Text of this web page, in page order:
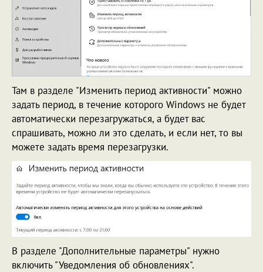
Там в разделе "Изменить период активности" можно
задать период, в течение которого Windows не будет
автоматически перезагружаться, а будет вас
спрашивать, можно ли это сделать, и если нет, то вы
можете задать время перезагрузки.
В разделе "Дополнительные параметры" нужно
включить "Уведомления об обновлениях".